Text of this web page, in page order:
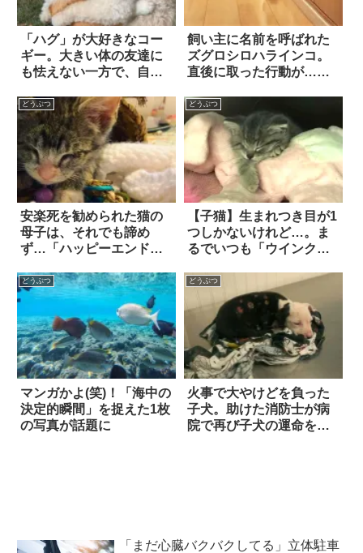
「ハグ」が大好きなコー
ギー。大きい体の友達に
も怯えない一方で、自分
飼い主に名前を呼ばれた
ズグロシロハラインコ。
直後に取った行動が…ま
どうぶつ
安楽死を勧められた猫の
母子は、それでも諦め
ず…「ハッピーエンド」
どうぶつ
【子猫】生まれつき目が1
つしかないけれど…。ま
るでいつも「ウインク」
キュートな子猫
どうぶつ
マンガかよ(笑)！「海中の
決定的瞬間」を捉えた1枚
の写真が話題に
どうぶつ
火事で大やけどを負った
子犬。助けた消防士が病
院で再び子犬の運命を変
「まだ心臓バクバクしてる」立体駐車